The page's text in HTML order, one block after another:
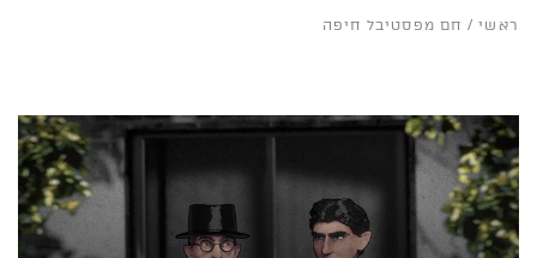
ראשי/ חם מפסטיבל חיפה